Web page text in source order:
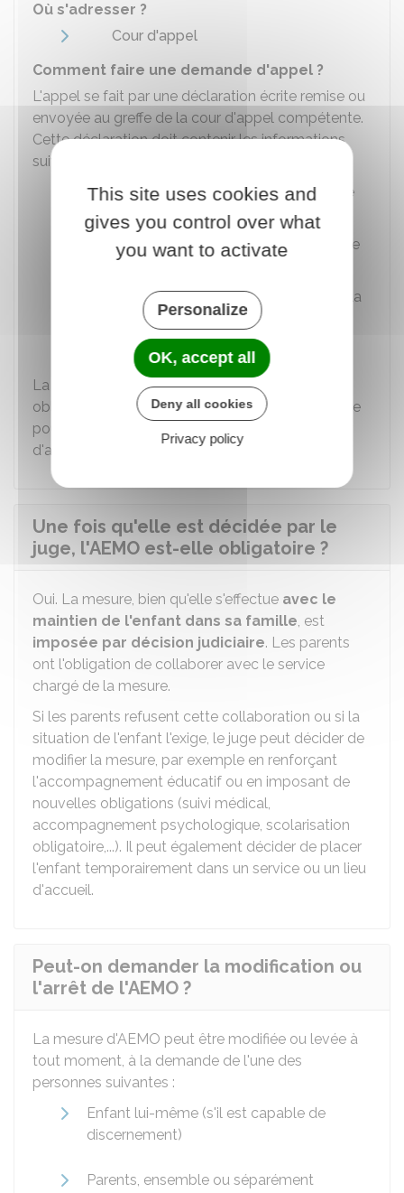
Où s'adresser ?
Cour d'appel
Comment faire une demande d'appel ?
L'appel se fait par une déclaration écrite remise ou
envoyée au greffe de la cour d'appel compétente.
Cette déclaration doit contenir les informations
suivantes :
Coordonnées complètes de la personne
qui fait appel (nom, prénom, adresse)
Référence de la décision contestée (date
et contenu)
Motifs de l'appel : c'est-à-dire pourquoi la
personne qui fait appel estime que la
décision doit être revue.
La représentation par un avocat n'est pas
obligatoire, mais elle est vivement recommandée
pour formuler une argumentation devant la cour
d'appel.
Une fois qu'elle est décidée par le
juge, l'AEMO est-elle obligatoire ?
Oui. La mesure, bien qu'elle s'effectue avec le
maintien de l'enfant dans sa famille, est
imposée par décision judiciaire. Les parents
ont l'obligation de collaborer avec le service
chargé de la mesure.
Si les parents refusent cette collaboration ou si la
situation de l'enfant l'exige, le juge peut décider de
modifier la mesure, par exemple en renforçant
l'accompagnement éducatif ou en imposant de
nouvelles obligations (suivi médical,
accompagnement psychologique, scolarisation
obligatoire,...). Il peut également décider de placer
l'enfant temporairement dans un service ou un lieu
d'accueil.
Peut-on demander la modification ou
l'arrêt de l'AEMO ?
La mesure d'AEMO peut être modifiée ou levée à
tout moment, à la demande de l'une des
personnes suivantes :
Enfant lui-même (s'il est capable de
discernement)
Parents, ensemble ou séparément
This site uses cookies and
gives you control over what
you want to activate
Personalize
OK, accept all
Deny all cookies
Privacy policy